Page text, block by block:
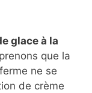
glace à la
que la
ne se
de crème